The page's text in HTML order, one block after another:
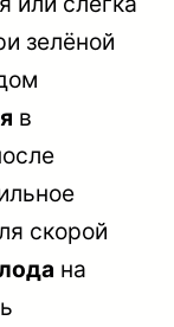
зелёной
в
скорой
на